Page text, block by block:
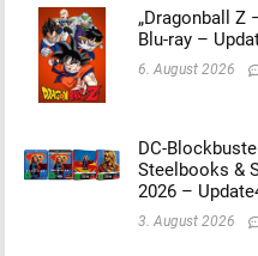
„Dragonball Z
Blu-ray –
6. August 2026
DC-
Steelbooks &
2026 –
3. August 2026